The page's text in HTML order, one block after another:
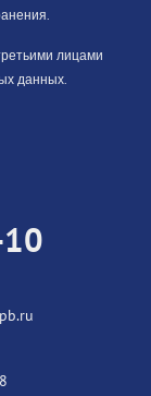
лицами
данных.